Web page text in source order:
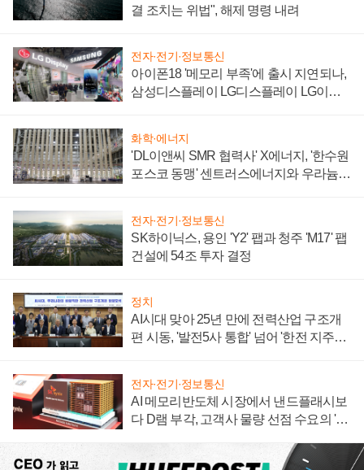
결 조치는 위법", 해제 명령 내려
전자·전기·정보통신
아이폰18 '메모리 부족'에 출시 지연되나,
삼성디스플레이 LG디스플레이 LG이노
화학·에너지
'DL이앤씨 SMR 협력사' X에너지, '한수원
포스코 동맹' 센트러스에너지와 우라늄
전자·전기·정보통신
SK하이닉스, 용인 'Y2' 팹과 청주 'M17' 팹
건설에 54조 투자 결정
정치
AI시대 맞아 25년 만에 전력산업 구조개
편 시동, '발전5사 통합' 넘어 '한전 지주사'
전자·전기·정보통신
AI 메모리반도체 시장에서 낸드플래시보
다 D램 부각, 고객사 물량 선점 수요의 '우